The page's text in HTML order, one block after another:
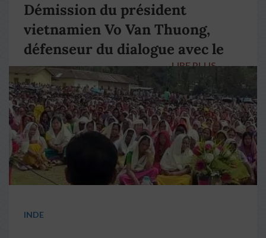
Démission du président
vietnamien Vo Van Thuong,
défenseur du dialogue avec le
pape François
LIRE PLUS →
INDE